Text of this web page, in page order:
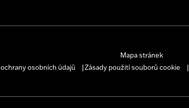
Mapa stránek
osobních údajů Zásady použití souborů cookie